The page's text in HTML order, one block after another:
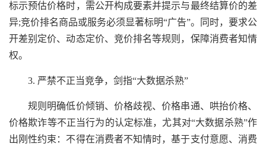
标示预估价格时，需公开构成要素并提示与最终结算价的差
异;竞价排名商品或服务必须显著标明“广告”。同时，要求公
开差别定价、动态定价、竞价排名等规则，保障消费者知情
权。
3. 严禁不正当竞争，剑指“大数据杀熟”
规则明确低价倾销、价格歧视、价格串通、哄抬价格、
价格欺诈等不正当行为的认定标准，尤其对“大数据杀熟”作
出刚性约束：不得在消费者不知情时，基于支付意愿、消费